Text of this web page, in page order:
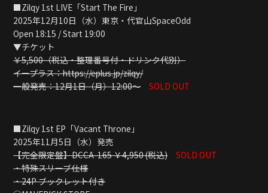
■Zilqy 1st LIVE「Start The Fire」
2025年12月10日（水）東京・代官山SpaceOdd
Open 18:15 / Start 19:00
▼チケット
￥5,500（税込・整理番号付・ドリンク代別）
イープラス：https://eplus.jp/zilqy/
一般発売：12月1日（月）12:00〜
SOLD OUT
■Zilqy 1st EP「Vacant Throne」
2025年11月5日（水）発売
【完全限定盤】DCCA-165 ￥4,950 (税込)
SOLD OUT
・特殊スリーブ仕様
・24P ブックレット付き